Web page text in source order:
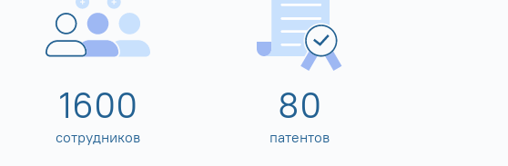
1600
сотрудников
80
патентов